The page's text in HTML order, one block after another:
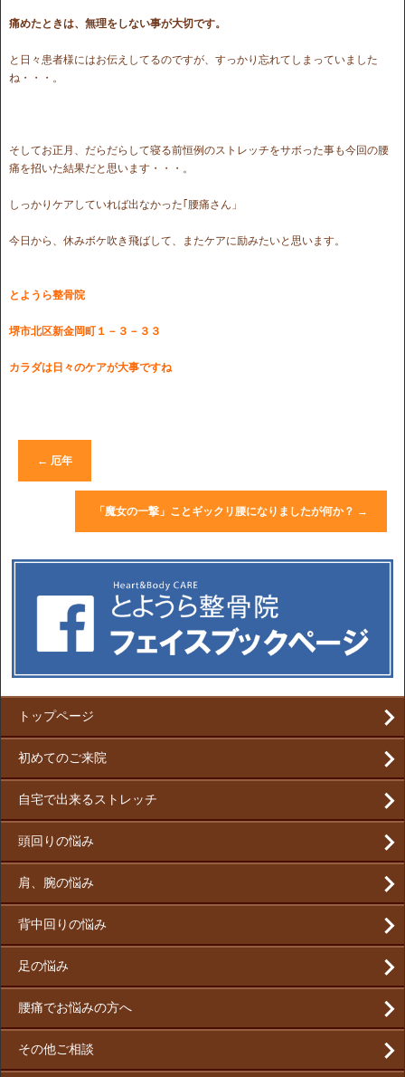
痛めたときは、無理をしない事が大切です。
と日々患者様にはお伝えしてるのですが、すっかり忘れてしまっていました
ね・・・。
そしてお正月、だらだらして寝る前恒例のストレッチをサボった事も今回の腰
痛を招いた結果だと思います・・・。
しっかりケアしていれば出なかった｢腰痛さん」
今日から、休みボケ吹き飛ばして、またケアに励みたいと思います。
とようら整骨院
堺市北区新金岡町１－３－３３
カラダは日々のケアが大事ですね
← 厄年
「魔女の一撃」ことギックリ腰になりましたが何か？ →
トップページ
初めてのご来院
自宅で出来るストレッチ
頭回りの悩み
肩、腕の悩み
背中回りの悩み
足の悩み
腰痛でお悩みの方へ
その他ご相談